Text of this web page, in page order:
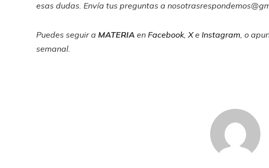
esas dudas. Envía tus preguntas a
Puedes seguir a MATERIA en Facebook,Xe Instagram, o
semanal.